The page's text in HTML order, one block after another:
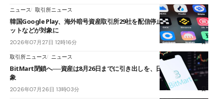
ニュース 取引所ニュース
韓国Google Play、海外暗号資産取引所29社を配信停止──OKXやバイビ
ットなどが対象に
2026年07月27日 12時16分
取引所ニュース ニュース
BitMart閉鎖へ──資産は8月26日までに引き出しを、日本人利用者も対
象
2026年07月26日 13時03分